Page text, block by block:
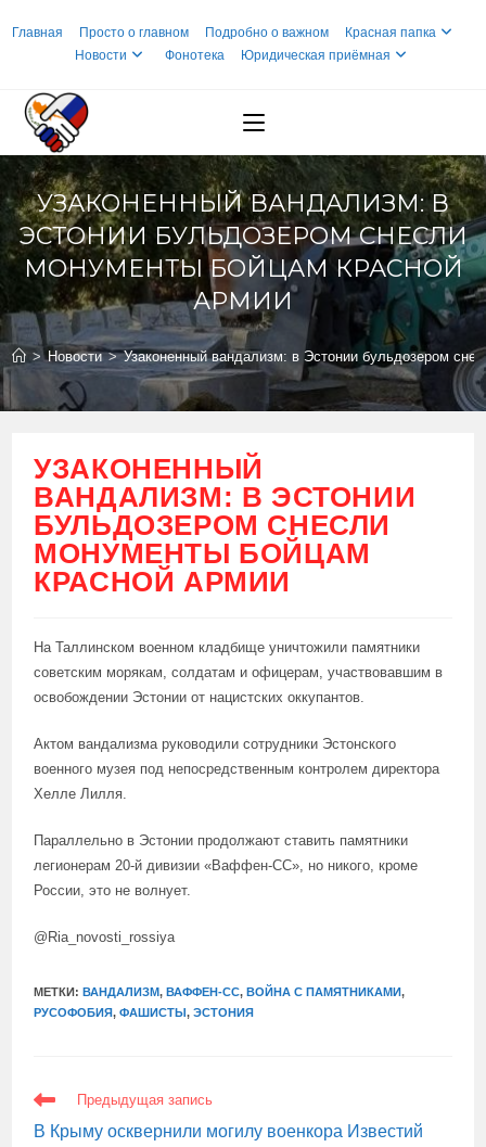
Главная Просто о главном Подробно о важном
Красная папка
Новости
Фонотека Юридическая приёмная
УЗАКОНЕННЫЙ ВАНДАЛИЗМ: В
ЭСТОНИИ БУЛЬДОЗЕРОМ СНЕСЛИ
МОНУМЕНТЫ БОЙЦАМ КРАСНОЙ
АРМИИ
> Новости > Узаконенный вандализм: в Эстонии бульдозером
УЗАКОНЕННЫЙ
ВАНДАЛИЗМ: В ЭСТОНИИ
БУЛЬДОЗЕРОМ СНЕСЛИ
МОНУМЕНТЫ БОЙЦАМ
КРАСНОЙ АРМИИ
На Таллинском военном кладбище уничтожили памятники
советским морякам, солдатам и офицерам, участвовавшим в
освобождении Эстонии от нацистских оккупантов.
Актом вандализма руководили сотрудники Эстонского
военного музея под непосредственным контролем директора
Хелле Лилля.
Параллельно в Эстонии продолжают ставить памятники
легионерам 20-й дивизии «Ваффен-СС», но никого, кроме
России, это не волнует.
@Ria_novosti_rossiya
МЕТКИ:ВАНДАЛИЗМ, ВАФФЕН-СС, ВОЙНА С ПАМЯТНИКАМИ,
РУСОФОБИЯ, ФАШИСТЫ, ЭСТОНИЯ
ЕЩЕ
СТАТЬИ
Предыдущая запись
В Крыму осквернили могилу военкора Известий